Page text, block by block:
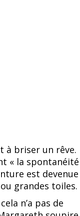
à briser un rêve.
« la spontanéité
est devenue
grandes toiles.
n’a pas de